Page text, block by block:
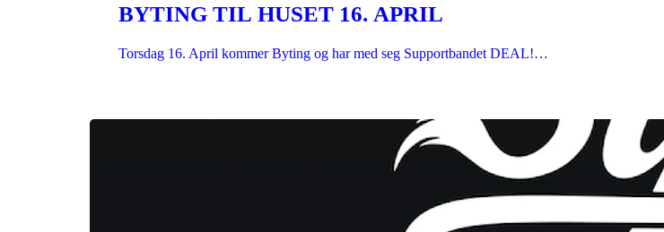
BYTING TIL HUSET 16. APRIL
Torsdag 16. April kommer Byting og har med seg Supportbandet DEAL!…